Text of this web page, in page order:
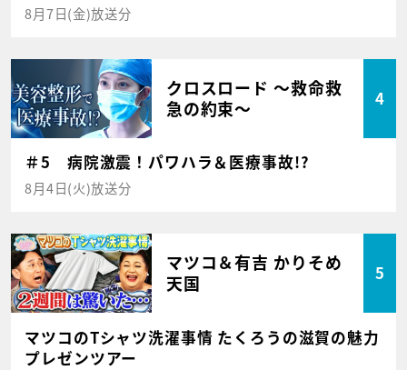
8月7日(金)放送分
クロスロード ～救命救
急の約束～
4
＃5 病院激震！パワハラ＆医療事故!?
8月4日(火)放送分
マツコ＆有吉 かりそめ
天国
5
マツコのTシャツ洗濯事情 たくろうの滋賀の魅力
プレゼンツアー